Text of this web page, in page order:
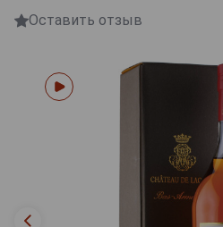
Оставить отзыв